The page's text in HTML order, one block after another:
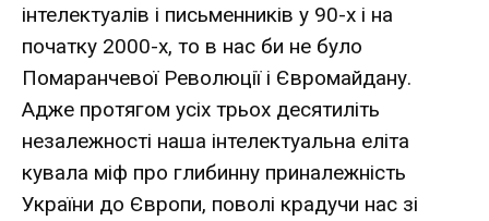
інтелектуалів і письменників у 90-х і на
початку 2000-х, то в нас би не було
Помаранчевої Революції і Євромайдану.
Адже протягом усіх трьох десятиліть
незалежності наша інтелектуальна еліта
кувала міф про глибинну приналежність
України до Європи, поволі крадучи нас зі